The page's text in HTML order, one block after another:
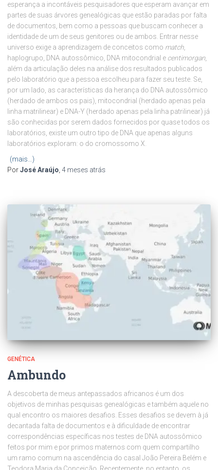
esperança a incontáveis pesquisadores que esperam avançar em
partes de suas árvores genealógicas que estão paradas por falta
de documentos, bem como a pessoas que buscam conhecer a
identidade de um de seus genitores ou de ambos. Entrar nesse
universo exige a aprendizagem de conceitos como match,
haplogrupo, DNA autossômico, DNA mitocondrial e centimorgan,
além da articulação deles na análise dos resultados publicados
pelo laboratório que a pessoa escolheu para fazer seu teste. Se,
por um lado, as características da herança do DNA autossômico
(herdado de ambos os pais), mitocondrial (herdado apenas pela
linha matrilinear) e DNA-Y (herdado apenas pela linha patrilinear) já
são conhecidas por serem dados fornecidos por quase todos os
laboratórios, existe um outro tipo de DNA que apenas alguns
laboratórios exploram: o do cromossomo X.
(mais…)
PorJosé Araújo, 4 meses atrás
GENÉTICA
Ambundo
A descoberta de meus antepassados africanos é um dos
objetivos de minhas pesquisas genealógicas e também aquele no
qual encontro os maiores desafios. Esses desafios se devem à já
decantada falta de documentos e à dificuldade de encontrar
correspondências específicas nos testes de DNA autossômico
feitos por mim e por primos maternos com quem compartilho
um ramo comum na ascendência do casal João Pereira Belém e